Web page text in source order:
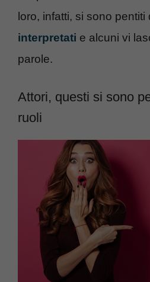
loro, infatti, si sono pentiti
interpretati e alcuni vi
parole.
Attori, questi si sono
ruoli